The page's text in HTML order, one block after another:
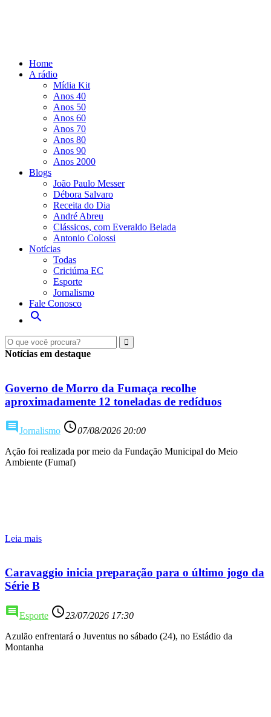
Home
A rádio
Mídia Kit
Anos 40
Anos 50
Anos 60
Anos 70
Anos 80
Anos 90
Anos 2000
Blogs
João Paulo Messer
Débora Salvaro
Receita do Dia
André Abreu
Clássicos, com Everaldo Belada
Antonio Colossi
Notícias
Todas
Criciúma EC
Esporte
Jornalismo
Fale Conosco
search
Notícias em destaque
Governo de Morro da Fumaça recolhe
aproximadamente 12 toneladas de redíduos
comment Jornalismo access_time07/08/2026 20:00
Ação foi realizada por meio da Fundação Municipal do Meio
Ambiente (Fumaf)
Leia mais
Caravaggio inicia preparação para o último jogo da
Série B
comment Esporte access_time23/07/2026 17:30
Azulão enfrentará o Juventus no sábado (24), no Estádio da
Montanha